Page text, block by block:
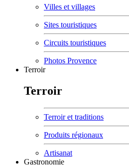
Villes et villages
Sites touristiques
Circuits touristiques
Photos Provence
Terroir
Terroir
Terroir et traditions
Produits régionaux
Artisanat
Gastronomie